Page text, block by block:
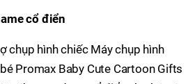
cổ điển
chụp hình chiếc Máy chụp hình
Promax Baby Cute Cartoon Gifts